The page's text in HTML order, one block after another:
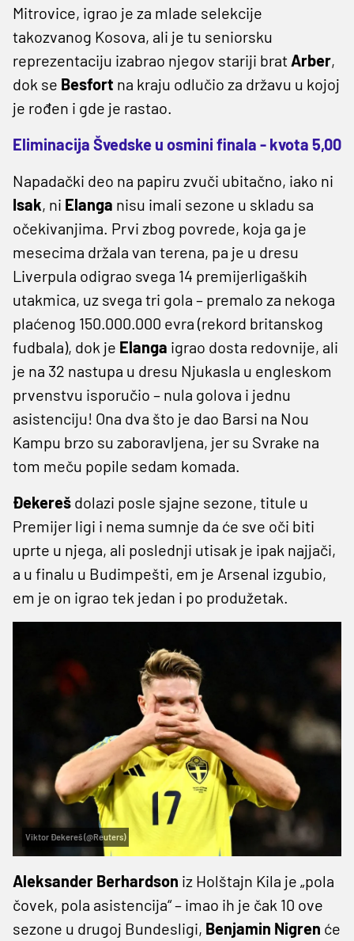
Mitrovice, igrao je za mlade selekcije
takozvanog Kosova, ali je tu seniorsku
reprezentaciju izabrao njegov stariji brat Arber,
dok se Besfort na kraju odlučio za državu u kojoj
je rođen i gde je rastao.
Eliminacija Švedske u osmini finala - kvota 5,00
Napadački deo na papiru zvuči ubitačno, iako ni
Isak, ni Elanga nisu imali sezone u skladu sa
očekivanjima. Prvi zbog povrede, koja ga je
mesecima držala van terena, pa je u dresu
Liverpula odigrao svega 14 premijerligaških
utakmica, uz svega tri gola – premalo za nekoga
plaćenog 150.000.000 evra (rekord britanskog
fudbala), dok je Elanga igrao dosta redovnije, ali
je na 32 nastupa u dresu Njukasla u engleskom
prvenstvu isporučio – nula golova i jednu
asistenciju! Ona dva što je dao Barsi na Nou
Kampu brzo su zaboravljena, jer su Svrake na
tom meču popile sedam komada.
Đekereš dolazi posle sjajne sezone, titule u
Premijer ligi i nema sumnje da će sve oči biti
uprte u njega, ali poslednji utisak je ipak najjači,
a u finalu u Budimpešti, em je Arsenal izgubio,
em je on igrao tek jedan i po produžetak.
Viktor Đekereš (@Reuters)
Aleksander Berhardson iz Holštajn Kila je „pola
čovek, pola asistencija“ – imao ih je čak 10 ove
sezone u drugoj Bundesligi, Benjamin Nigren će